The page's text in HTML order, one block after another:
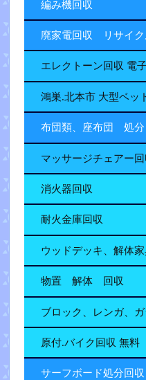
編み機回収
廃家電回収 リサイク
エレクトーン回収 電
鴻巣.北本市 大型ベッ
布団類、座布団 処分
マッサージチェアー回
消火器回収
耐火金庫回収
ウッドデッキ、解体
物置 解体 回収
ブロック、レンガ、
原付.バイク回収 無料
サーフボード処分回収